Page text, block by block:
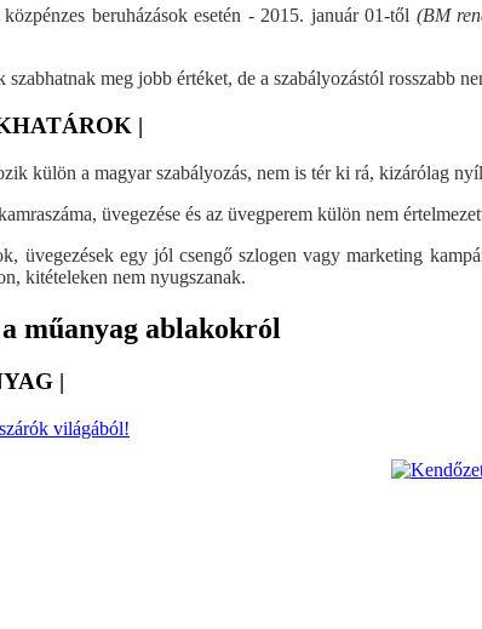
beruházások esetén - 2015. január 01-től (BM
szabhatnak meg jobb értéket, de a szabályozástól rosszabb
|
külön a magyar szabályozás, nem is tér ki rá, kizárólag
üvegezése és az üvegperem külön nem
üvegezések egy jól csengő szlogen vagy marketing
kitételeken nem nyugszanak.
műanyag ablakokról
|
világából!